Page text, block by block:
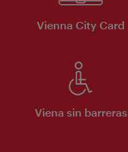
Vienna City Card
Viena sin barreras